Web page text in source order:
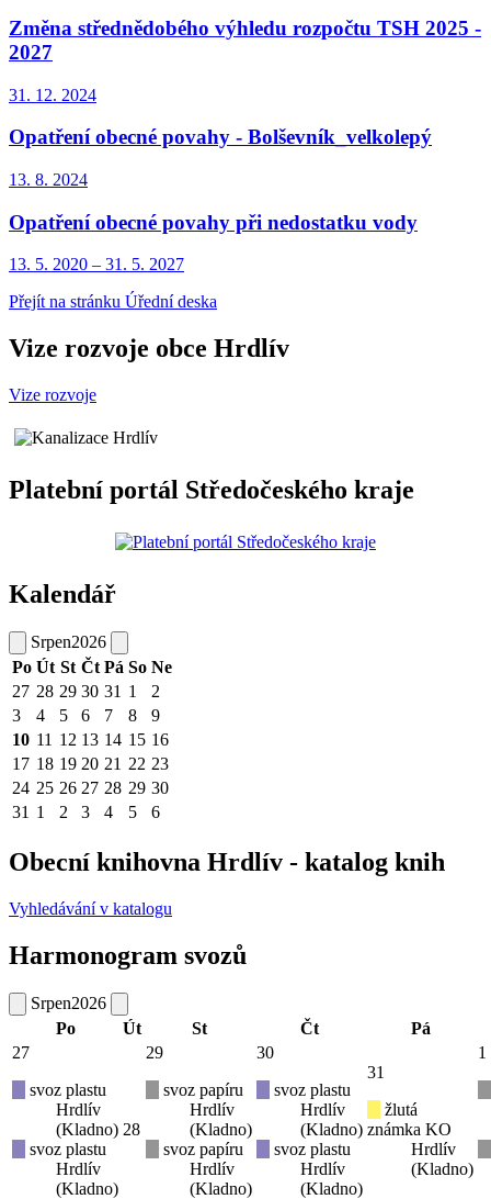
Změna střednědobého výhledu rozpočtu TSH 2025 -
2027
31. 12. 2024
Opatření obecné povahy - Bolševník_velkolepý
13. 8. 2024
Opatření obecné povahy při nedostatku vody
13. 5. 2020 – 31. 5. 2027
Přejít na stránku Úřední deska
Vize rozvoje obce Hrdlív
Vize rozvoje
Platební portál Středočeského kraje
Kalendář
Srpen2026
Po Út St Čt Pá So Ne
27 28 29 30 31 1
2
3
4 5 6 7 8
9
10 11 12 13 14 15 16
17 18 19 20 21 22 23
24 25 26 27 28 29 30
31 1 2 3 4 5 6
Obecní knihovna Hrdlív - katalog knih
Vyhledávání v katalogu
Harmonogram svozů
Srpen2026
Po
Út St Čt
Pá
27
svoz plastu
Hrdlív
(Kladno)
svoz plastu
Hrdlív
(Kladno)
28
29
svoz papíru
Hrdlív
(Kladno)
svoz papíru
Hrdlív
(Kladno)
30
svoz plastu
Hrdlív
(Kladno)
svoz plastu
Hrdlív
(Kladno)
31
žlutá
známka KO
Hrdlív
(Kladno)
1